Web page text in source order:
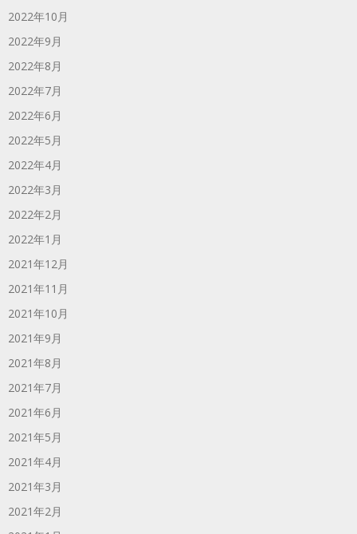
2022年10月
2022年9月
2022年8月
2022年7月
2022年6月
2022年5月
2022年4月
2022年3月
2022年2月
2022年1月
2021年12月
2021年11月
2021年10月
2021年9月
2021年8月
2021年7月
2021年6月
2021年5月
2021年4月
2021年3月
2021年2月